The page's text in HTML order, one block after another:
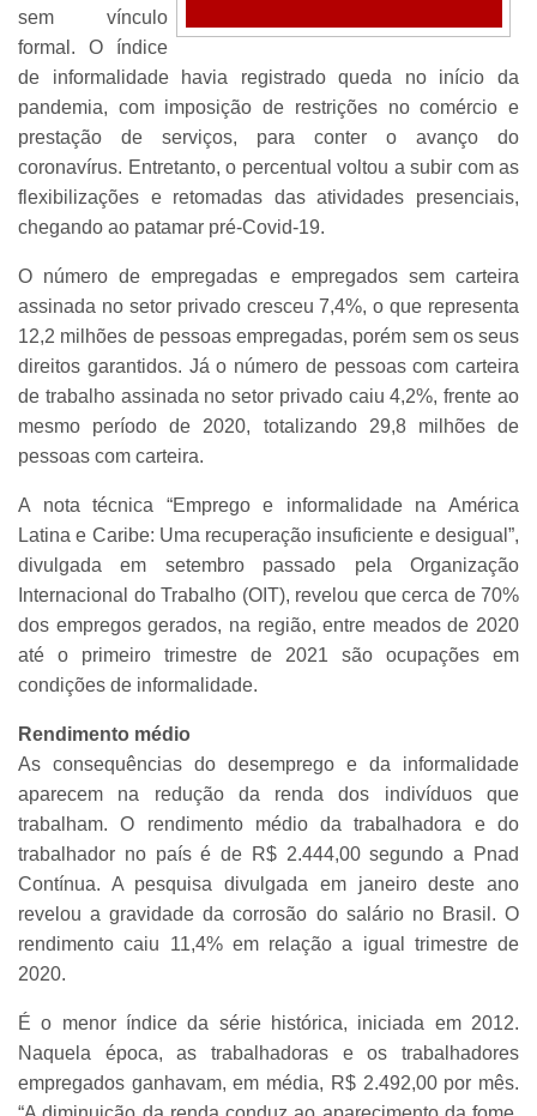
sem vínculo
formal. O índice
de informalidade havia registrado queda no início da
pandemia, com imposição de restrições no comércio e
prestação de serviços, para conter o avanço do
coronavírus. Entretanto, o percentual voltou a subir com as
flexibilizações e retomadas das atividades presenciais,
chegando ao patamar pré-Covid-19.
O número de empregadas e empregados sem carteira
assinada no setor privado cresceu 7,4%, o que representa
12,2 milhões de pessoas empregadas, porém sem os seus
direitos garantidos. Já o número de pessoas com carteira
de trabalho assinada no setor privado caiu 4,2%, frente ao
mesmo período de 2020, totalizando 29,8 milhões de
pessoas com carteira.
A nota técnica “Emprego e informalidade na América
Latina e Caribe: Uma recuperação insuficiente e desigual”,
divulgada em setembro passado pela Organização
Internacional do Trabalho (OIT), revelou que cerca de 70%
dos empregos gerados, na região, entre meados de 2020
até o primeiro trimestre de 2021 são ocupações em
condições de informalidade.
Rendimento médio
As consequências do desemprego e da informalidade
aparecem na redução da renda dos indivíduos que
trabalham. O rendimento médio da trabalhadora e do
trabalhador no país é de R$ 2.444,00 segundo a Pnad
Contínua. A pesquisa divulgada em janeiro deste ano
revelou a gravidade da corrosão do salário no Brasil. O
rendimento caiu 11,4% em relação a igual trimestre de
2020.
É o menor índice da série histórica, iniciada em 2012.
Naquela época, as trabalhadoras e os trabalhadores
empregados ganhavam, em média, R$ 2.492,00 por mês.